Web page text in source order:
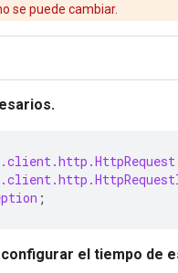
se puede cambiar.
;
el tiempo de